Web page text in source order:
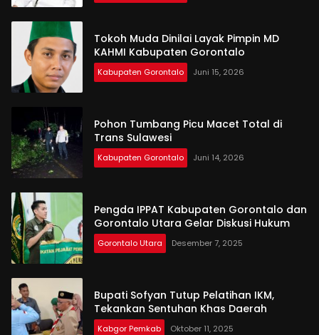
Tokoh Muda Dinilai Layak Pimpin MD
KAHMI Kabupaten Gorontalo
Kabupaten Gorontalo Juni 15, 2026
Pohon Tumbang Picu Macet Total di
Trans Sulawesi
Kabupaten Gorontalo Juni 14, 2026
Pengda IPPAT Kabupaten Gorontalo dan
Gorontalo Utara Gelar Diskusi Hukum
Gorontalo Utara Desember 7, 2025
Bupati Sofyan Tutup Pelatihan IKM,
Tekankan Sentuhan Khas Daerah
Kabgor Pemkab Oktober 11, 2025